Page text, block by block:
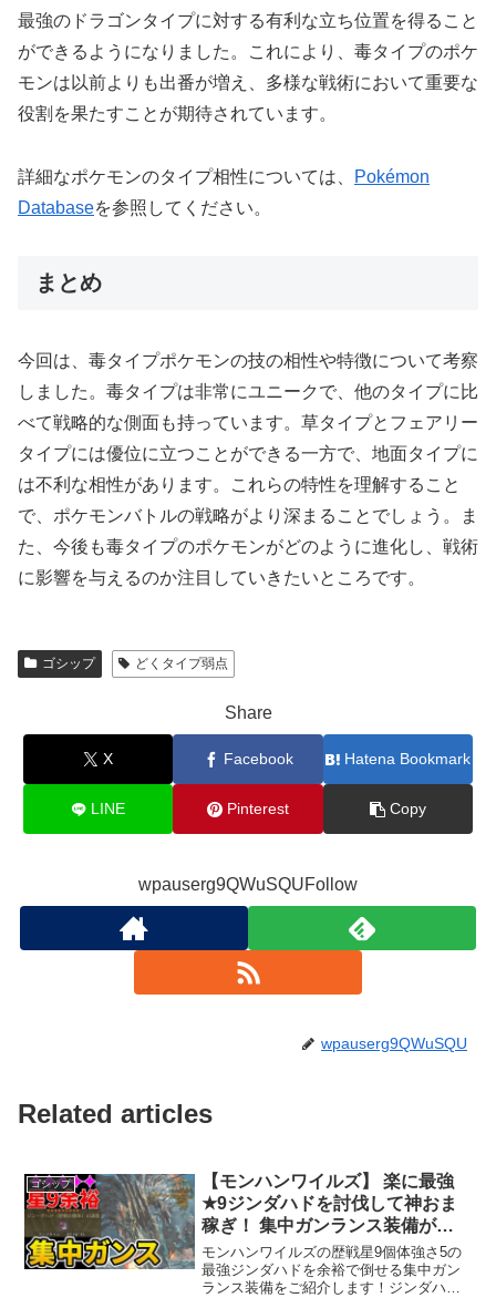
最強のドラゴンタイプに対する有利な立ち位置を得ること
ができるようになりました。これにより、毒タイプのポケ
モンは以前よりも出番が増え、多様な戦術において重要な
役割を果たすことが期待されています。
詳細なポケモンのタイプ相性については、
Pokémon
Databaseを参照してください。
まとめ
今回は、毒タイプポケモンの技の相性や特徴について考察
しました。毒タイプは非常にユニークで、他のタイプに比
べて戦略的な側面も持っています。草タイプとフェアリー
タイプには優位に立つことができる一方で、地面タイプに
は不利な相性があります。これらの特性を理解すること
で、ポケモンバトルの戦略がより深まることでしょう。ま
た、今後も毒タイプのポケモンがどのように進化し、戦術
に影響を与えるのか注目していきたいところです。
ゴシップ どくタイプ弱点
Share
X Facebook Hatena Bookmark
LINE Pinterest Copy
wpauserg9QWuSQUFollow
wpauserg9QWuSQU
Related articles
ゴシップ
【モンハンワイルズ】 楽に最強
★9ジンダハドを討伐して神おま
稼ぎ！ 集中ガンランス装備が強
すぎる！
モンハンワイルズの歴戦星9個体強さ5の
最強ジンダハドを余裕で倒せる集中ガン
ランス装備をご紹介します！ジンダハド